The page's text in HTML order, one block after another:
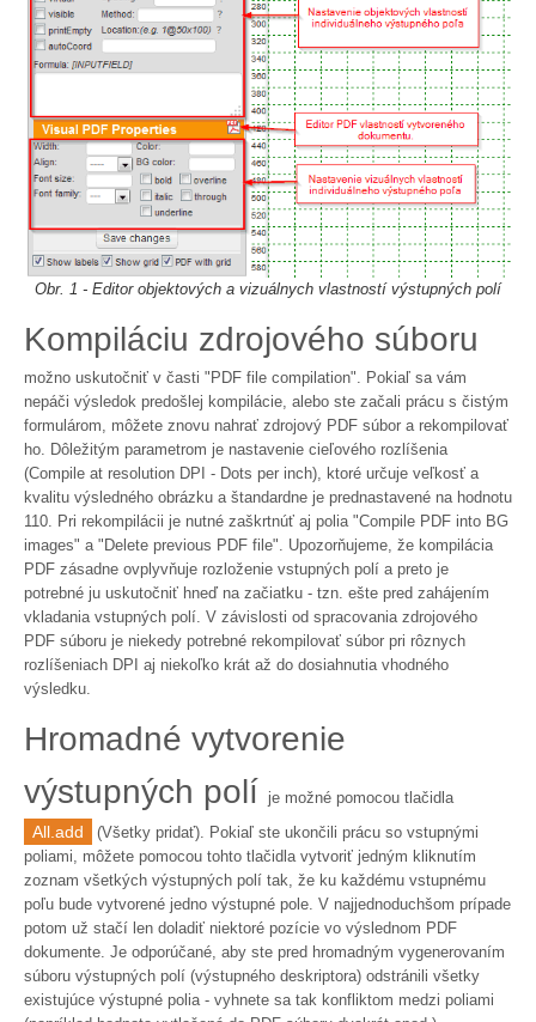
Obr. 1 - Editor objektových a vizuálnych vlastností výstupných polí
Kompiláciu zdrojového súboru
možno uskutočniť v časti "PDF file compilation". Pokiaľ sa vám
nepáči výsledok predošlej kompilácie, alebo ste začali prácu s čistým
formulárom, môžete znovu nahrať zdrojový PDF súbor a rekompilovať
ho. Dôležitým parametrom je nastavenie cieľového rozlíšenia
(Compile at resolution DPI - Dots per inch), ktoré určuje veľkosť a
kvalitu výsledného obrázku a štandardne je prednastavené na hodnotu
110. Pri rekompilácii je nutné zaškrtnúť aj polia "Compile PDF into BG
images" a "Delete previous PDF file". Upozorňujeme, že kompilácia
PDF zásadne ovplyvňuje rozloženie vstupných polí a preto je
potrebné ju uskutočniť hneď na začiatku - tzn. ešte pred zahájením
vkladania vstupných polí. V závislosti od spracovania zdrojového
PDF súboru je niekedy potrebné rekompilovať súbor pri rôznych
rozlíšeniach DPI aj niekoľko krát až do dosiahnutia vhodného
výsledku.
Hromadné vytvorenie
výstupných polí je možné pomocou tlačidla
All.add
(Všetky pridať). Pokiaľ ste ukončili prácu so vstupnými
poliami, môžete pomocou tohto tlačidla vytvoriť jedným kliknutím
zoznam všetkých výstupných polí tak, že ku každému vstupnému
poľu bude vytvorené jedno výstupné pole. V najjednoduchšom prípade
potom už stačí len doladiť niektoré pozície vo výslednom PDF
dokumente. Je odporúčané, aby ste pred hromadným vygenerovaním
súboru výstupných polí (výstupného deskriptora) odstránili všetky
existujúce výstupné polia - vyhnete sa tak konfliktom medzi poliami